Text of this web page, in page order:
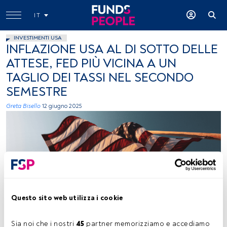
Questo sito web utilizza i cookie
Sia noi che i nostri 45 partner memorizziamo e accediamo
IT
INVESTIMENTI USA
INFLAZIONE USA AL DI SOTTO DELLE
ATTESE, FED PIÙ VICINA A UN
TAGLIO DEI TASSI NEL SECONDO
SEMESTRE
Greta Bisello 12 giugno 2025
Unsplah, foto ceduta (Ryan Stone)